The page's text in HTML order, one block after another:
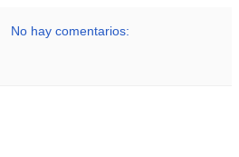
No hay comentarios: